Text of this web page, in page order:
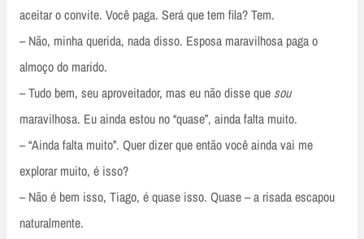
aceitar o convite. Você paga. Será que tem fila? Tem.
– Não, minha querida, nada disso. Esposa maravilhosa paga o
almoço do marido.
– Tudo bem, seu aproveitador, mas eu não disse que sou
maravilhosa. Eu ainda estou no “quase”, ainda falta muito.
– “Ainda falta muito”. Quer dizer que então você ainda vai me
explorar muito, é isso?
– Não é bem isso, Tiago, é quase isso. Quase – a risada escapou
naturalmente.